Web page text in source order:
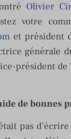
Olivier
votre
et président
générale
président de
de bonnes
pas